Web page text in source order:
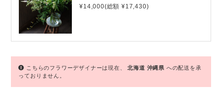
¥14,000(総額 ¥17,430)
こちらのフラワーデザイナーは現在、北海道 沖縄県 への配送を承
っておりません。